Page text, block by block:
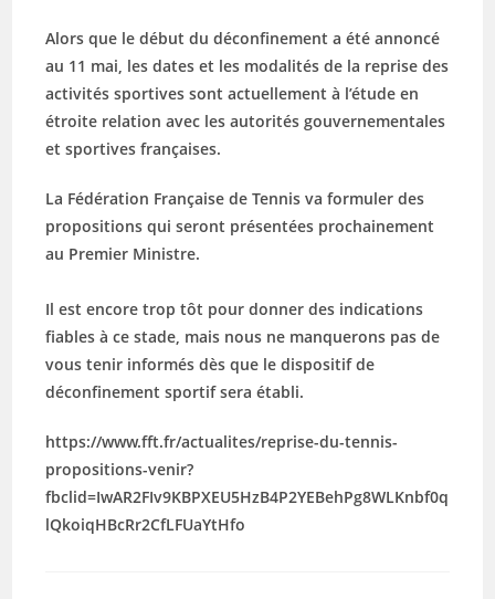
Alors que le début du déconfinement a été annoncé
au 11 mai, les dates et les modalités de la reprise des
activités sportives sont actuellement à l’étude en
étroite relation avec les autorités gouvernementales
et sportives françaises.
La Fédération Française de Tennis va formuler des
propositions qui seront présentées prochainement
au Premier Ministre.
Il est encore trop tôt pour donner des indications
fiables à ce stade, mais nous ne manquerons pas de
vous tenir informés dès que le dispositif de
déconfinement sportif sera établi.
https://www.fft.fr/actualites/reprise-du-tennis-
propositions-venir?
fbclid=IwAR2FIv9KBPXEU5HzB4P2YEBehPg8WLKnbf0q
lQkoiqHBcRr2CfLFUaYtHfo